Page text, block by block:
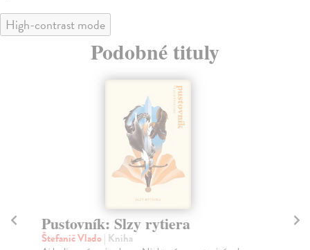
High-contrast mode
Podobné tituly
Pustovník: Slzy rytiera
Štefanič Vlado| Kniha